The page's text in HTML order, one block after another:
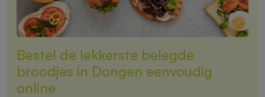
Bestel de lekkerste belegde
broodjes in Dongen eenvoudig
online